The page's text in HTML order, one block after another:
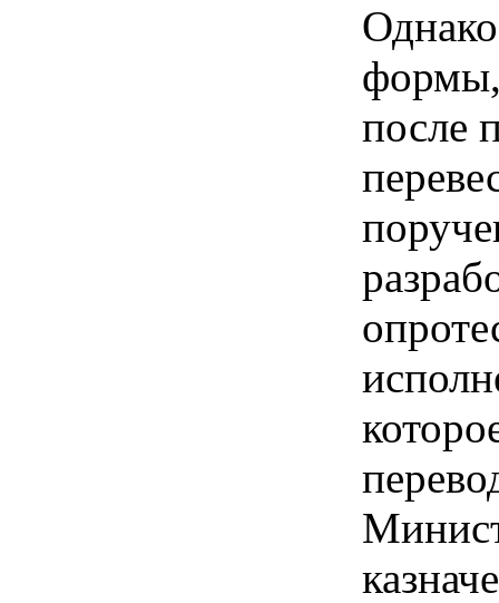
формы,
после